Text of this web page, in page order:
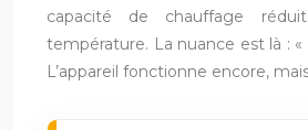
capacité de chauffage
température. La nuance est là :
L’appareil fonctionne encore,